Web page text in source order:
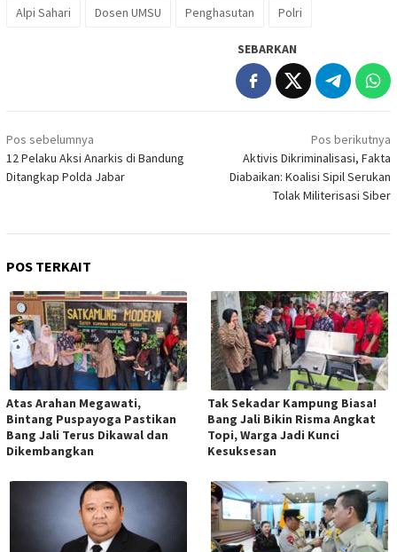
Alpi Sahari Dosen UMSU Penghasutan Polri
SEBARKAN
Navigasi
pos
Pos sebelumnya
12 Pelaku Aksi Anarkis di Bandung
Ditangkap Polda Jabar
Pos berikutnya
Aktivis Dikriminalisasi, Fakta
Diabaikan: Koalisi Sipil Serukan
Tolak Militerisasi Siber
POS TERKAIT
Atas Arahan Megawati,
Bintang Puspayoga Pastikan
Bang Jali Terus Dikawal dan
Dikembangkan
Tak Sekadar Kampung Biasa!
Bang Jali Bikin Risma Angkat
Topi, Warga Jadi Kunci
Kesuksesan